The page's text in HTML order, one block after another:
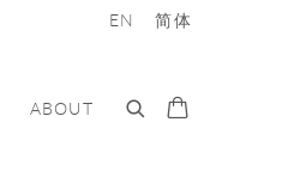
ABOUT
EN 简体